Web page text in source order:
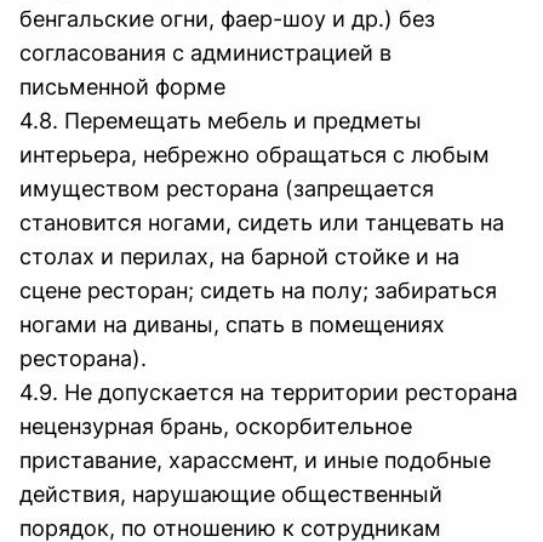
бенгальские огни, фаер-шоу и др.) без
согласования с администрацией в
письменной форме
4.8. Перемещать мебель и предметы
интерьера, небрежно обращаться с любым
имуществом ресторана (запрещается
становится ногами, сидеть или танцевать на
столах и перилах, на барной стойке и на
сцене ресторан; сидеть на полу; забираться
ногами на диваны, спать в помещениях
ресторана).
4.9. Не допускается на территории ресторана
нецензурная брань, оскорбительное
приставание, харассмент, и иные подобные
действия, нарушающие общественный
порядок, по отношению к сотрудникам